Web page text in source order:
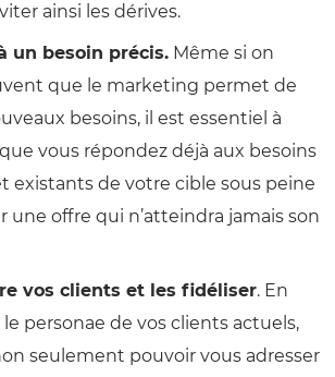
ainsi les dérives.
un besoin précis. Même si on
que le marketing permet de
besoins, il est essentiel à
vous répondez déjà aux besoins
existants de votre cible sous peine
une offre qui n’atteindra jamais son
vos clients et les fidéliser. En
personae de vos clients actuels,
seulement pouvoir vous adresser